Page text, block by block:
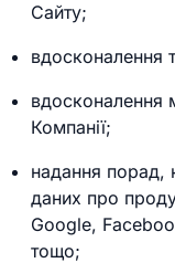
Сайту;
вдосконалення
вдосконалення
Компанії;
надання порад,
даних про
Google,
тощо;